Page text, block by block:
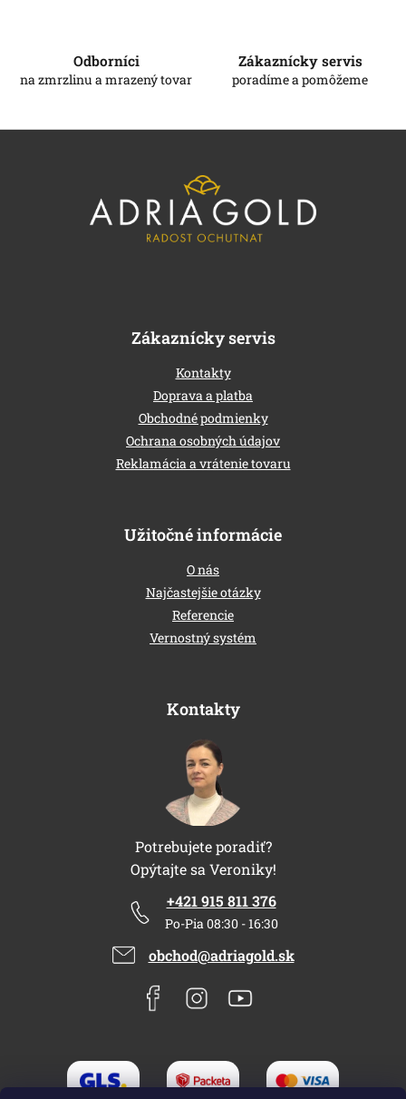
v
i
s
Odborníci
na zmrzlinu a mrazený tovar
Zákaznícky servis
poradíme a pomôžeme
Zákaznícky servis
Kontakty
Doprava a platba
Obchodné podmienky
Ochrana osobných údajov
Reklamácia a vrátenie tovaru
Užitočné informácie
O nás
Najčastejšie otázky
Referencie
Vernostný systém
Kontakty
Potrebujete poradiť?
Opýtajte sa Veroniky!
+421 915 811 376
Po-Pia 08:30 - 16:30
obchod@adriagold.sk